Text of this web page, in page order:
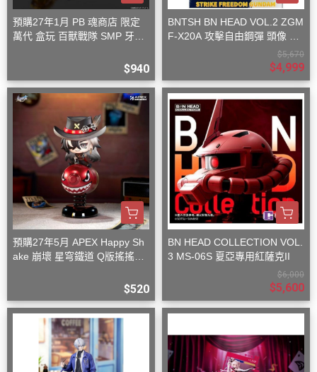
預購27年1月 PB 魂商店 限定
萬代 盒玩 百獸戰隊 SMP 牙吠
$940
BNTSH BN HEAD VOL.2 ZGM
F-X20A 攻擊自由鋼彈 頭像 53
$5,670
$4,999
預購27年5月 APEX Happy Sh
ake 崩壞 星穹鐵道 Q版搖搖樂
$520
BN HEAD COLLECTION VOL.
3 MS-06S 夏亞專用紅薩克II
$6,000
$5,600